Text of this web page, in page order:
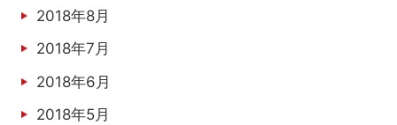
2018年8月
2018年7月
2018年6月
2018年5月